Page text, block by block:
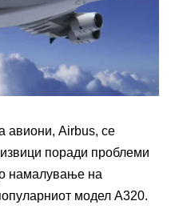
авиони, Airbus, се
поради проблеми
намалување на
модел A320.